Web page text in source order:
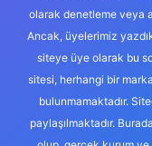
olarak denetleme veya
Ancak, üyelerimiz
siteye üye olarak bu
sitesi, herhangi bir
bulunmamaktadır.
paylaşılmaktadır.